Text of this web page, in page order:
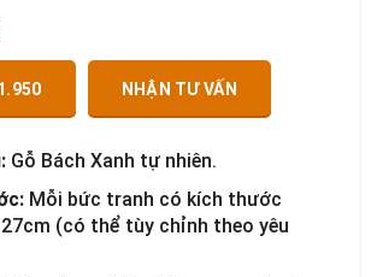
NHẬN TƯ VẤN
Gỗ Bách Xanh tự nhiên.
Mỗi bức tranh có kích thước
(có thể tùy chỉnh theo yêu